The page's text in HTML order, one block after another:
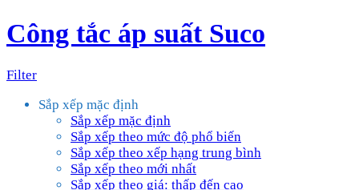
Công tắc áp suất Suco
Filter
Sắp xếp mặc định
Sắp xếp mặc định
Sắp xếp theo mức độ phổ biến
Sắp xếp theo xếp hạng trung bình
Sắp xếp theo mới nhất
Sắp xếp theo giá: thấp đến cao